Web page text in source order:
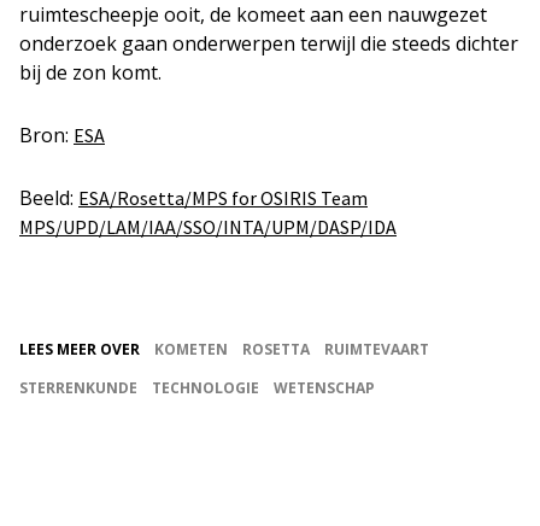
ruimtescheepje ooit, de komeet aan een nauwgezet
onderzoek gaan onderwerpen terwijl die steeds dichter
bij de zon komt.
Bron: ESA
Beeld: ESA/Rosetta/MPS for OSIRIS Team
MPS/UPD/LAM/IAA/SSO/INTA/UPM/DASP/IDA
LEES MEER OVER KOMETEN ROSETTA
RUIMTEVAART
STERRENKUNDE
TECHNOLOGIE WETENSCHAP